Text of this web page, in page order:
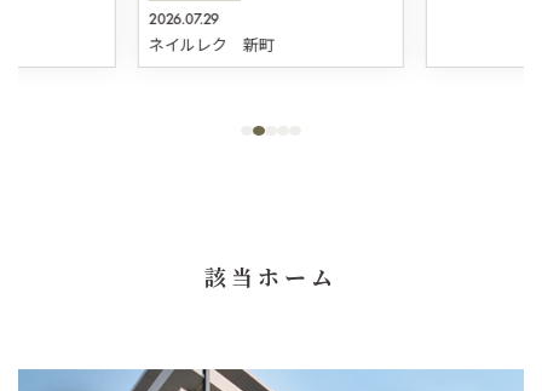
2026.07.29
ネイルレク 新町
該当ホーム